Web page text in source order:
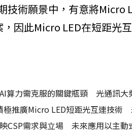
技術願景中，有意將Micro
因此Micro LED在短距光
算力需克服的關鍵瓶頸 光通訊大
極推廣Micro LED短距光互連技
CSP需求與立場 未來應用以主動